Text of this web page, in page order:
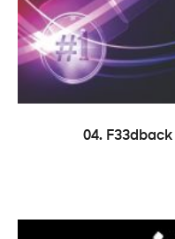
04.